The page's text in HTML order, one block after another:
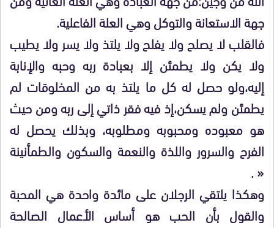
جهة الاستعانة والتوكل وهي العلة الفاعلية.
فالقلب لا يصلح ولا يفلح ولا يلتذ ولا يسر ولا يطيب
ولا يكن ولا يطمئن إلا بعبادة ربه وحبه والإنابة
إليه،ولو حصل له كل ما يلتذ به من المخلوقات لم
يطمئن ولم يسكن،إذ فيه فقر ذاتي إلى ربه ومن حيث
هو معبوده ومحبوبه ومطلوبه، وبذلك يحصل له
الفرح والسرور واللذة والنعمة والسكون والطمأنينة
« .
وهكذا يلتقي الرجلان على مائدة واحدة هي المحبة
والقول بأن الحب هو أساس الأعمال الصالحة